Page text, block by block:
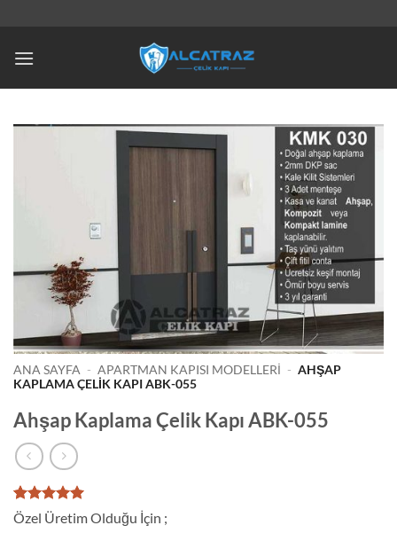
ANA SAYFA - APARTMAN KAPISI MODELLERI - AHŞAP
KAPLAMA ÇELIK KAPI ABK-055
Ahşap Kaplama Çelik Kapı ABK-055
1
müşteri
puanına
Özel Üretim Olduğu İçin ;